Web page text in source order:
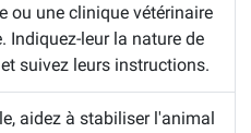
ou une clinique vétérinaire
Indiquez-leur la nature de
suivez leurs instructions.
aidez à stabiliser l'animal